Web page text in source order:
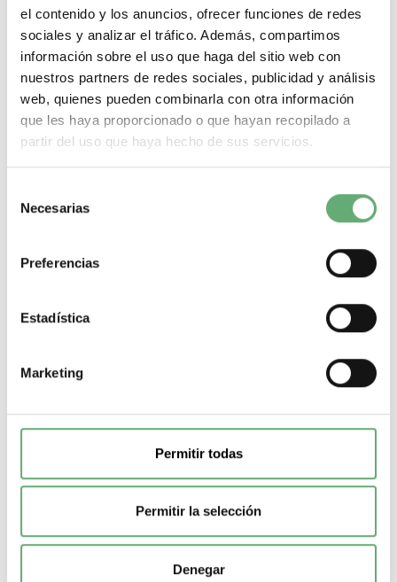
el contenido y los anuncios, ofrecer funciones de redes
sociales y analizar el tráfico. Además, compartimos
información sobre el uso que haga del sitio web con
nuestros partners de redes sociales, publicidad y análisis
web, quienes pueden combinarla con otra información
que les haya proporcionado o que hayan recopilado a
partir del uso que haya hecho de sus servicios.
Necesarias
Preferencias
Estadística
Marketing
Permitir todas
Permitir la selección
Denegar
TeSys F - Caja de soplado de arco - 4 P LC1-F5004 ref.
LA5F500450 Schneider Electric [PLAZO 3-6 SEMANAS]
502,46€ 282,84€
LA5F500450 | TeSys Cámara de arco de Schneider Electric
ref. LA5F500450 Precio: 205,7€ - Oferta con...
TeSys Tipo de producto o componente Cámara de arco
TeSys F - Caja de soplado de arco - 3 P LC1-F150 ref.
LA5F40050 Schneider Electric [PLAZO 3-6 SEMANAS]